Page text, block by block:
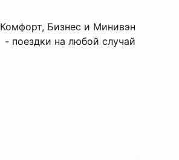
Комфорт, Бизнес и Минивэн
- поездки на любой случай